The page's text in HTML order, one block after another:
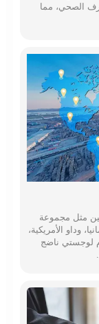
الصحي، مما
مثل مجموعة
وداو الأمريكية،
لوجستي ناضج